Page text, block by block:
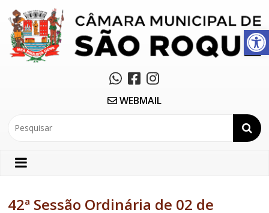
Abrir a barra de ferramentas
WEBMAIL
42ª Sessão Ordinária de 02 de